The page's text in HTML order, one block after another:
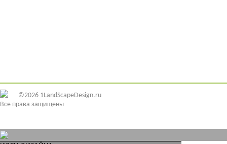
©2026 1LandScapeDesign.ru
Все права защищены